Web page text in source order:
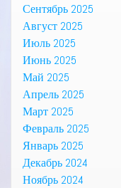
Сентябрь 2025
Август 2025
Июль 2025
Июнь 2025
Май 2025
Апрель 2025
Март 2025
Февраль 2025
Январь 2025
Декабрь 2024
Ноябрь 2024